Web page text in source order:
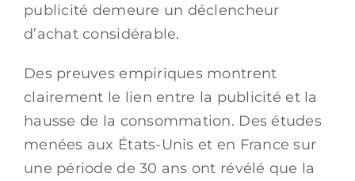
publicité demeure un déclencheur
d’achat considérable.
Des preuves empiriques montrent
clairement le lien entre la publicité et la
hausse de la consommation. Des études
menées aux États-Unis et en France sur
une période de 30 ans ont révélé que la